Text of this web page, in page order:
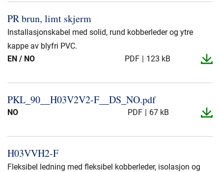
PR brun, limt skjerm
Installasjonskabel med solid, rund kobberleder og ytre
kappe av blyfri PVC.
EN / NO
PDF 123 kB
PKL_​90_​_​H03V2V2-​F_​_​DS_​NO.​pdf
NO PDF 67 kB
H03VVH2-​F
Fleksibel ledning med fleksibel kobberleder, isolasjon og